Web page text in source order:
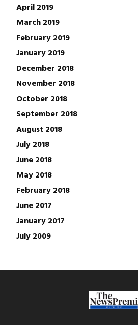
April 2019
March 2019
February 2019
January 2019
December 2018
November 2018
October 2018
September 2018
August 2018
July 2018
June 2018
May 2018
February 2018
June 2017
January 2017
July 2009